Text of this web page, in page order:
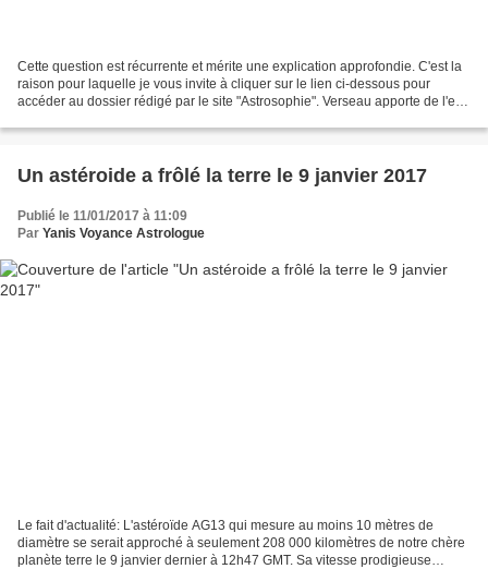
Cette question est récurrente et mérite une explication approfondie. C'est la
raison pour laquelle je vous invite à cliquer sur le lien ci-dessous pour
accéder au dossier rédigé par le site "Astrosophie". Verseau apporte de l'eau
Un astéroide a frôlé la terre le 9 janvier 2017
Publié le 11/01/2017 à 11:09
Par Yanis Voyance Astrologue
Le fait d'actualité: L'astéroïde AG13 qui mesure au moins 10 mètres de
diamètre se serait approché à seulement 208 000 kilomètres de notre chère
planète terre le 9 janvier dernier à 12h47 GMT. Sa vitesse prodigieuse